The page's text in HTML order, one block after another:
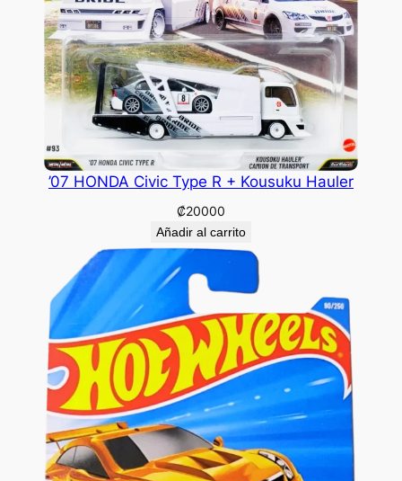
’07 HONDA Civic Type R + Kousuku Hauler
₡20000
Añadir al carrito